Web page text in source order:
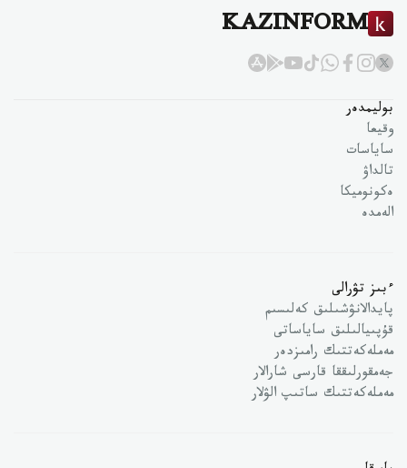
KAZINFORM
بوليمدەر
وقيعا
ساياسات
تالداۋ
ەكونوميكا
الەمدە
ءبىز تۋرالى
پايدالانۋشىلىق كەلىسىم
قۇپىيالىلىق ساياساتى
مەملەكەتتىك رامىزدەر
جەمقورلىققا قارسى شارالار
مەملەكەتتىك ساتىپ الۋلار